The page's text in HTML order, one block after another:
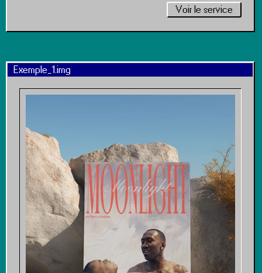
Voir le service
Exemple_1.img